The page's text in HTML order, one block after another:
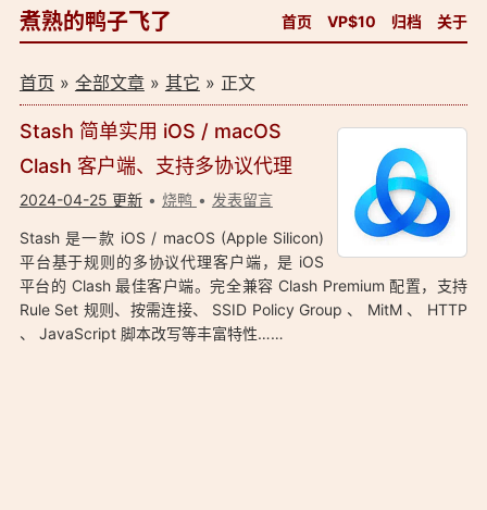
煮熟的鸭子飞了 首页 VP$10 归档 关于
首页 » 全部文章» 其它 » 正文
Stash 简单实用 iOS / macOS
Clash 客户端、支持多协议代理
2024-04-25 更新 烧鸭 发表留言
Stash 是一款 iOS / macOS (Apple Silicon)
平台基于规则的多协议代理客户端，是 iOS
平台的 Clash 最佳客户端。完全兼容 Clash Premium 配置，支持
Rule Set 规则、按需连接、 SSID Policy Group 、 MitM 、 HTTP
、 JavaScript 脚本改写等丰富特性……